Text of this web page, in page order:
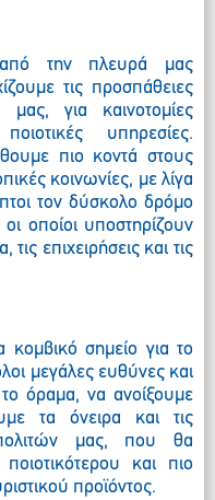
την πλευρά μας
τις προσπάθειες
για καινοτομίες
υπηρεσίες.
πιο κοντά στους
κοινωνίες, με λίγα
τον δύσκολο δρόμο
οποίοι υποστηρίζουν
επιχειρήσεις και τις
σημείο για το
μεγάλες ευθύνες και
όραμα, να ανοίξουμε
τα όνειρα και τις
μας, που θα
και πιο
προϊόντος.